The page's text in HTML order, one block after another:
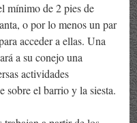
mínimo de 2 pies de
o por lo menos un par
acceder a ellas. Una
a su conejo una
actividades
sobre el barrio y la siesta.